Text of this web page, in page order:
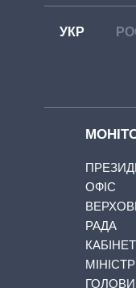
УКР
ОФІС
РАДА
КАБІНЕТ
ГОЛОВИ